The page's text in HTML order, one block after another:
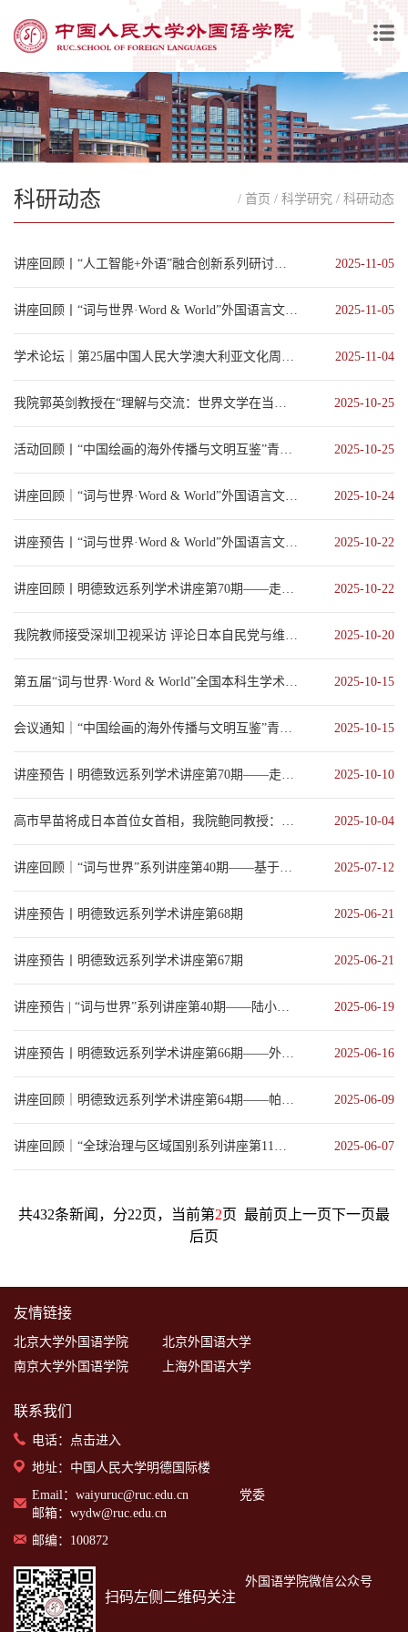
科研动态 / 首页 / 科学研究 / 科研动态
讲座回顾丨“人工智能+外语”融合创新系列研讨——智启新元：AI时代外语教育的范式重构与教师赋... 2025-11-05
讲座回顾丨“词与世界·Word & World”外国语言文学文化系列讲座第48期 2025-11-05
学术论坛｜第25届中国人民大学澳大利亚文化周活动 2025-11-04
我院郭英剑教授在“理解与交流：世界文学在当今时代的意义”国际学术研讨会作主旨报告 2025-10-25
活动回顾丨“中国绘画的海外传播与文明互鉴”青年学者论坛在中国人民大学成功举办 2025-10-25
讲座回顾｜“词与世界·Word & World”外国语言文学文化系列讲座第44期 2025-10-24
讲座预告丨“词与世界·Word & World”外国语言文学文化系列讲座第45期——作家生态... 2025-10-22
讲座回顾丨明德致远系列学术讲座第70期——走近非洲和加勒比法语文学 2025-10-22
我院教师接受深圳卫视采访 评论日本自民党与维新会的联合执政 2025-10-20
第五届“词与世界·Word & World”全国本科生学术论坛一号通知 2025-10-15
会议通知｜“中国绘画的海外传播与文明互鉴”青年学者论坛 2025-10-15
讲座预告丨明德致远系列学术讲座第70期——走近非洲和加勒比法语文学 2025-10-10
高市早苗将成日本首位女首相，我院鲍同教授：这一因素导致她可能走不远 2025-10-04
讲座回顾｜“词与世界”系列讲座第40期——基于语料库的体裁写作教学：融合大语言模型微调与动态... 2025-07-12
讲座预告丨明德致远系列学术讲座第68期 2025-06-21
讲座预告丨明德致远系列学术讲座第67期 2025-06-21
讲座预告 | “词与世界”系列讲座第40期——陆小飞：基于语料库的体裁写作教学：融合大语言模... 2025-06-19
讲座预告丨明德致远系列学术讲座第66期——外语教学论文撰写与课题申报的陷阱与对策 2025-06-16
讲座回顾｜明德致远系列学术讲座第64期——帕斯卡笔下的语言简约与思想深邃 2025-06-09
讲座回顾｜“全球治理与区域国别系列讲座第11讲：荷兰右翼自由党的意识形态与其对欧洲政治的影响... 2025-06-07
共432条新闻，分22页，当前第2页 最前页 上一页下一页最
后页
友情链接
北京大学外国语学院
北京外国语大学
南京大学外国语学院
上海外国语大学
联系我们
电话： 点击进入
地址：中国人民大学明德国际楼
Email：waiyuruc@ruc.edu.cn 党委
邮箱：wydw@ruc.edu.cn
邮编：100872
扫码左侧二维码关注
外国语学院微信公众号